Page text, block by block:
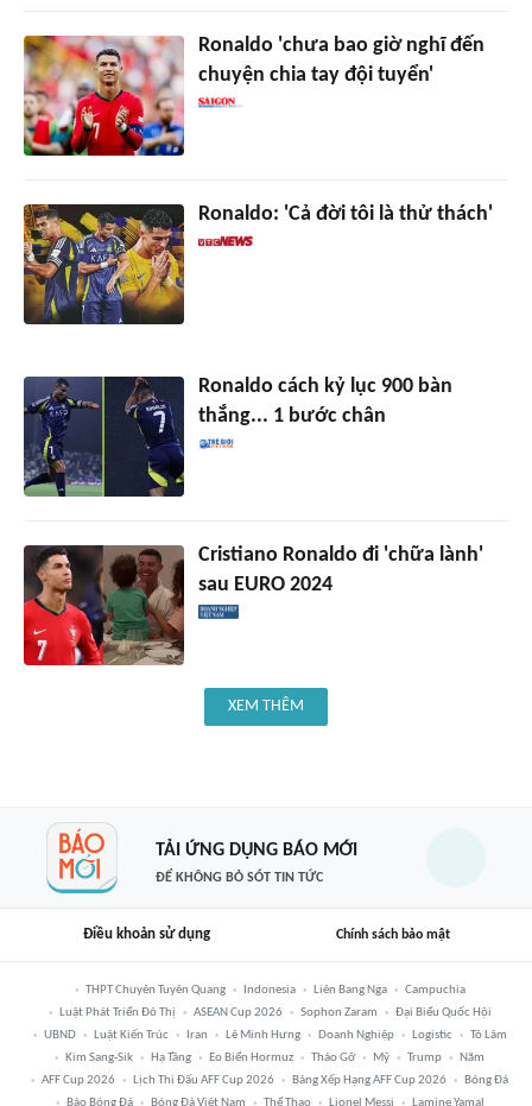
Ronaldo 'chưa bao giờ nghĩ đến
chuyện chia tay đội tuyển'
Ronaldo: 'Cả đời tôi là thử thách'
Ronaldo cách kỷ lục 900 bàn
thắng... 1 bước chân
Cristiano Ronaldo đi 'chữa lành'
sau EURO 2024
XEM THÊM
TẢI ỨNG DỤNG BÁO MỚI
ĐỂ KHÔNG BỎ SÓT TIN TỨC
Điều khoản sử dụng Chính sách bảo mật
THPT Chuyên Tuyên Quang Indonesia Liên Bang Nga
Campuchia
Luật Phát Triển Đô Thị
ASEAN Cup 2026 Sophon Zaram
Đại Biểu Quốc Hội
UBND
Luật Kiến Trúc Iran Lê Minh Hưng Doanh Nghiệp Logistic
Tô Lâm
Kim Sang-Sik
Hạ Tầng Eo Biển Hormuz Tháo Gỡ Mỹ Trump
Năm
AFF Cup 2026
Lịch Thi Đấu AFF Cup 2026 Bảng Xếp Hạng AFF Cup 2026
Bóng Đá
Báo Bóng Đá
Bóng Đá Việt Nam Thể Thao Lionel Messi Lamine Yamal